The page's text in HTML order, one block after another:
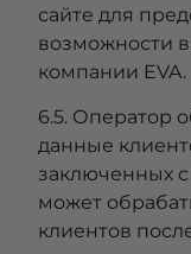
сайте для
возможности
компании EVA.
6.5. Оператор
данные
заключенных
может
клиентов